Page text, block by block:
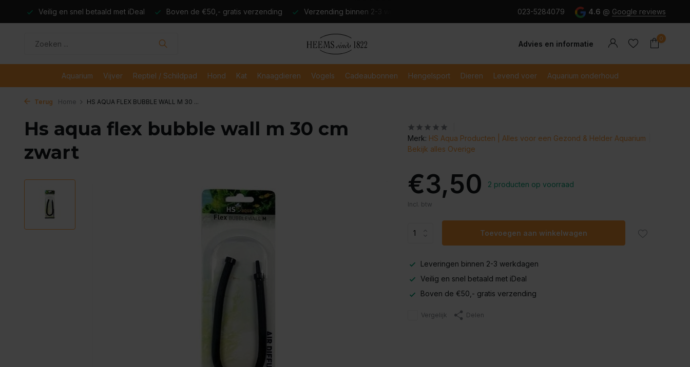
Veilig en snel betaald met iDeal Boven de €50,- gratis verzending Verzending binnen 2-3 werkdagen Veilig en snel betaald met iDeal
023-5284079 4.6 @ Google reviews
Advies en informatie
Account
aanmaken
0
Aquarium Vijver Reptiel / Schildpad Hond Kat Knaagdieren Vogels Cadeaubonnen Hengelsport Dieren Levend voer Aquarium onderhoud
Terug Home HS AQUA FLEX BUBBLE WALL M 30 ...
Hs aqua flex bubble wall m 30 cm
zwart
Merk: HS Aqua Producten | Alles voor een Gezond & Helder Aquarium
Bekijk alles Overige
€3,50 2 producten op voorraad
Incl. btw
Toevoegen aan winkelwagen
Leveringen binnen 2-3 werkdagen
Veilig en snel betaald met iDeal
Boven de €50,- gratis verzending
Vergelijk Delen